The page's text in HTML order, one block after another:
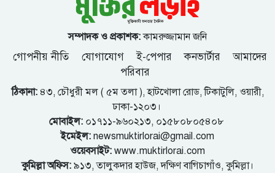
সম্পাদক ও প্রকাশক:কামরুজ্জামান জনি
গোপনীয় নীতি যোগাযোগ ই-পেপার কনভার্টার
আমাদের
পরিবার
ঠিকানা:৪৩, চৌধুরী মল ( ৫ম তলা ), হাটখোলা রোড, টিকাটুলি, ওয়ারী,
ঢাকা-১২০৩।
মোবাইল:০১৭১১-৯৬০২১৩, ০১৫৮০৮০৫৪০৮
ইমেইল: newsmuktirlorai@gmail.com
ওয়েবসাইট: www.muktirlorai.com
কুমিল্লা অফিস: ৯১৩, তালুকদার হাউজ, দক্ষিণ বাগিচাগাঁও, কুমিল্লা।